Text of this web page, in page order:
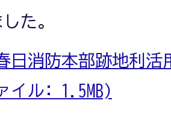
た。
日消防本部跡地利活
イル: 1.5MB)